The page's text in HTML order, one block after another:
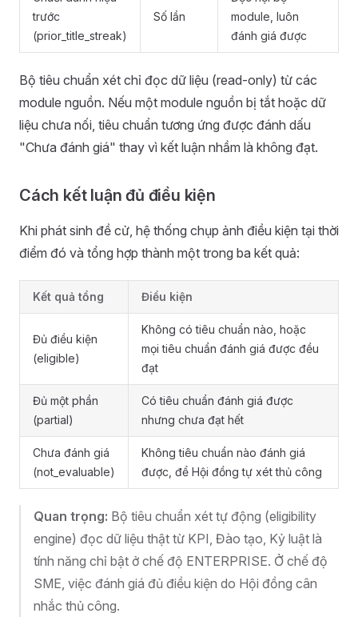
trước
(prior_title_streak)
Số lần
module, luôn
đánh giá được
Bộ tiêu chuẩn xét chỉ đọc dữ liệu (read-only) từ các
module nguồn. Nếu một module nguồn bị tắt hoặc dữ
liệu chưa nối, tiêu chuẩn tương ứng được đánh dấu
"Chưa đánh giá" thay vì kết luận nhầm là không đạt.
Cách kết luận đủ điều kiện
Khi phát sinh đề cử, hệ thống chụp ảnh điều kiện tại thời
điểm đó và tổng hợp thành một trong ba kết quả:
Kết quả tổng Điều kiện
Đủ điều kiện
(eligible)
Không có tiêu chuẩn nào, hoặc
mọi tiêu chuẩn đánh giá được đều
đạt
Đủ một phần
(partial)
Có tiêu chuẩn đánh giá được
nhưng chưa đạt hết
Chưa đánh giá
(not_evaluable)
Không tiêu chuẩn nào đánh giá
được, để Hội đồng tự xét thủ công
Quan trọng: Bộ tiêu chuẩn xét tự động (eligibility
engine) đọc dữ liệu thật từ KPI, Đào tạo, Kỷ luật là
tính năng chỉ bật ở chế độ ENTERPRISE. Ở chế độ
SME, việc đánh giá đủ điều kiện do Hội đồng cân
nhắc thủ công.